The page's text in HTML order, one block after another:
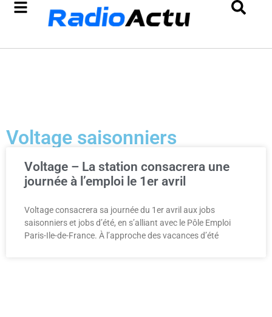
Voltage saisonniers
Voltage – La station consacrera une
journée à l’emploi le 1er avril
Voltage consacrera sa journée du 1er avril aux jobs
saisonniers et jobs d’été, en s’alliant avec le Pôle Emploi
Paris-Ile-de-France. À l’approche des vacances d’été